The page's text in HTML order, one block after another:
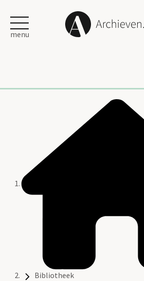
menu
Bibliotheek